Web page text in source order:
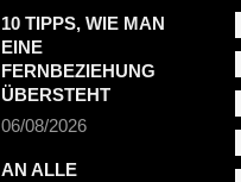
10 TIPPS, WIE MAN
EINE
FERNBEZIEHUNG
ÜBERSTEHT
06/08/2026
AN ALLE